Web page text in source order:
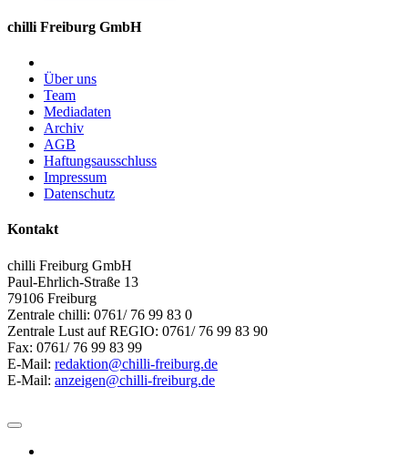
chilli Freiburg GmbH
Über uns
Team
Mediadaten
Archiv
AGB
Haftungsausschluss
Impressum
Datenschutz
Kontakt
chilli Freiburg GmbH
Paul-Ehrlich-Straße 13
79106 Freiburg
Zentrale chilli: 0761/ 76 99 83 0
Zentrale Lust auf REGIO: 0761/ 76 99 83 90
Fax: 0761/ 76 99 83 99
E-Mail: redaktion@chilli-freiburg.de
E-Mail: anzeigen@chilli-freiburg.de